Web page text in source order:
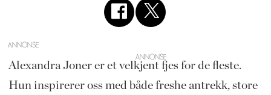
ANNONSE
Alexandra Joner er et velkjent fjes for de fleste.
Hun inspirerer oss med både freshe antrekk, store